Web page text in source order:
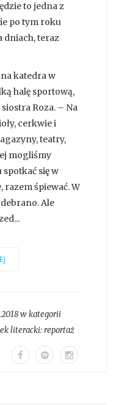
to jedna z
po tym roku
dniach, teraz
katedra w
halę sportową,
Roza. – Na
cerkwie i
teatry,
mogliśmy
się w
razem śpiewać. W
Ale
w kategorii
literacki:reportaż